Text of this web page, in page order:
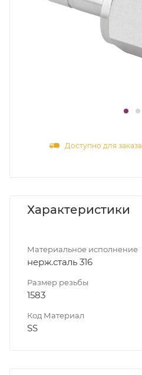
Доступно для заказа
Характеристики
Материальное исполнение
нерж.сталь 316
Размер резьбы
1583
Код Материал
SS